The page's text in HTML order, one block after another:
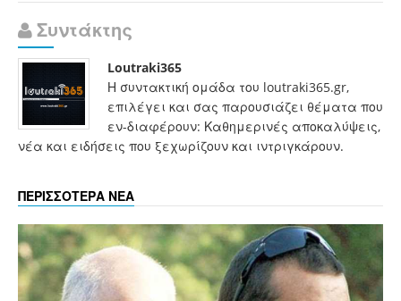
Συντάκτης
Loutraki365
Η συντακτική ομάδα του loutraki365.gr,
επιλέγει και σας παρουσιάζει θέματα που
εν-διαφέρουν: Καθημερινές αποκαλύψεις,
νέα και ειδήσεις που ξεχωρίζουν και ιντριγκάρουν.
ΠΕΡΙΣΣΟΤΕΡΑ ΝΕΑ